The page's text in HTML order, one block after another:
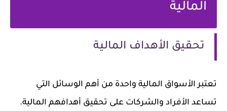
المالية
تحقيق الأهداف المالية
تعتبر الأسواق المالية واحدة من أهم الوسائل التي
تساعد الأفراد والشركات على تحقيق أهدافهم المالية.